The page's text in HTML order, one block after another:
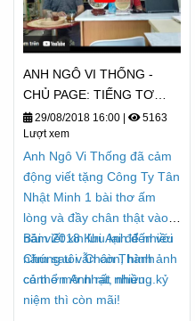
ANH NGÔ VI THỐNG -
CHỦ PAGE: TIẾNG TƠ
LÒNG CẢM NHẬN - TỪ
2018
29/08/2018 16:00
5163
Lượt xem
Anh Ngô Vi Thống đã cảm
động viết tặng Công Ty Tân
Nhật Minh 1 bài thơ ấm
lòng và đầy chân thật vào
năm 2018 Khi Anh đến với
Chúng tôi. Chân Thành
cảm ơn Anh rất nhiều...
Bài viết xin lưu lại để nhiều
năm sau vẫn còn, hình ảnh
có thể mờ nhạt, nhưng kỷ
niệm thì còn mãi!